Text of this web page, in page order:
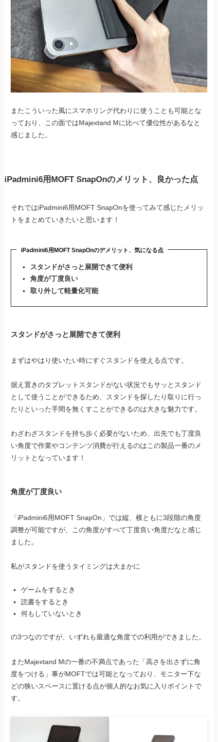
またこういった風にスマホリング代わりに使うことも可能とな
っており、この面ではMajextand Mに比べて優位性があるなと
感じました。
iPadmini6用MOFT SnapOnのメリット、良かった点
それではiPadmini6用MOFT SnapOnを使ってみて感じたメリッ
トをまとめていきたいと思います！
iPadmini6用MOFT SnapOnのデメリット、気になる点
スタンドがさっと展開できて便利
角度が丁度良い
取り外して軽量化可能
スタンドがさっと展開できて便利
まずはやはり使いたい時にすぐスタンドを使える点です。
据え置きのタブレットスタンドがない状況でもサッとスタンド
として使うことができるため、スタンドを探したり取りに行っ
たりといった手間を無くすことができるのは大きな魅力です。
わざわざスタンドを持ち歩く必要がないため、出先でも丁度良
い角度で作業やコンテンツ消費が行えるのはこの製品一番のメ
リットとなっています！
角度が丁度良い
「iPadmini6用MOFT SnapOn」では縦、横ともに3段階の角度
調整が可能ですが、この角度がすべて丁度良い角度だなと感じ
ました。
私がスタンドを使うタイミングは大まかに
ゲームをするとき
読書をするとき
何もしていないとき
の3つなのですが、いずれも最適な角度での利用ができました。
またMajextand Mの一番の不満点であった「高さを出さずに角
度をつける」事がMOFTでは可能となっており、モニター下な
どの狭いスペースに置ける点が個人的なお気に入りポイントで
す。